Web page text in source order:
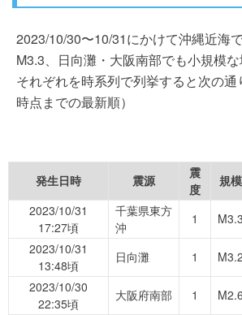
2023/10/30〜10/31にかけて沖縄近海
M3.3、日向灘・大阪南部でも小規模な
それぞれを時系列で列挙すると次の
時点までの最新順）
発生日時 震源
震
度
規模
2023/10/31
17:27頃
千葉県東方
沖
1 M3.3
2023/10/31
13:48頃
日向灘 1 M3.2
2023/10/30
22:35頃
大阪府南部 1 M2.6